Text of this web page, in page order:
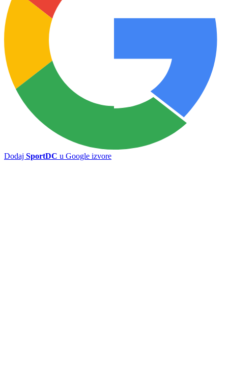
Radnik hrabro izdržao u Mostaru: Sarajevo bez rješenja, bod za
Bijeljince na otvaranju sezone